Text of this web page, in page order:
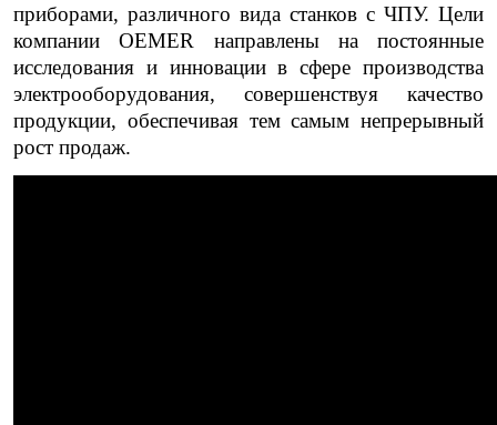
приборами, различного вида станков с ЧПУ. Цели
компании OEMER направлены на постоянные
исследования и инновации в сфере производства
электрооборудования, совершенствуя качество
продукции, обеспечивая тем самым непрерывный
рост продаж.